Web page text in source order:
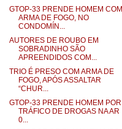
GTOP-33 PRENDE HOMEM COM
ARMA DE FOGO, NO
CONDOMÍN...
AUTORES DE ROUBO EM
SOBRADINHO SÃO
APREENDIDOS COM...
TRIO É PRESO COM ARMA DE
FOGO, APÓS ASSALTAR
“CHUR...
GTOP-33 PRENDE HOMEM POR
TRÁFICO DE DROGAS NA AR
0...